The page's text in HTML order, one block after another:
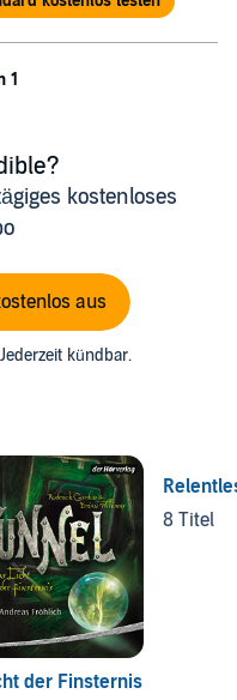
1
kostenloses
aus
kündbar.
der Finsternis
8 Titel